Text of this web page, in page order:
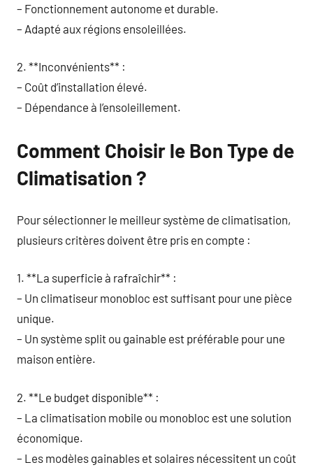
– Fonctionnement autonome et durable.
– Adapté aux régions ensoleillées.
2. **Inconvénients** :
– Coût d’installation élevé.
– Dépendance à l’ensoleillement.
Comment Choisir le Bon Type de
Climatisation ?
Pour sélectionner le meilleur système de climatisation,
plusieurs critères doivent être pris en compte :
1. **La superficie à rafraîchir** :
– Un climatiseur monobloc est suffisant pour une pièce
unique.
– Un système split ou gainable est préférable pour une
maison entière.
2. **Le budget disponible** :
– La climatisation mobile ou monobloc est une solution
économique.
– Les modèles gainables et solaires nécessitent un coût